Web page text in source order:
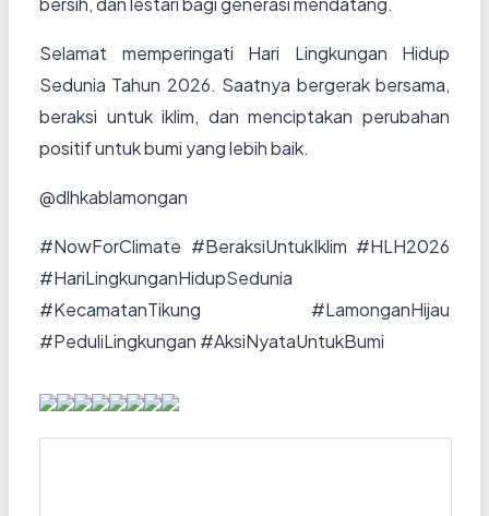
Selamat memperingati Hari Lingkungan Hidup
Sedunia Tahun 2026. Saatnya bergerak bersama,
beraksi untuk iklim, dan menciptakan perubahan
positif untuk bumi yang lebih baik.
@dlhkablamongan
#NowForClimate #BeraksiUntukIklim #HLH2026
#HariLingkunganHidupSedunia
#KecamatanTikung #LamonganHijau
#PeduliLingkungan #AksiNyataUntukBumi